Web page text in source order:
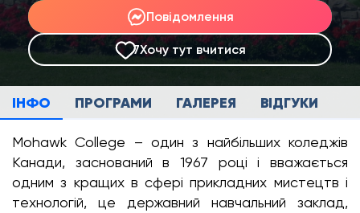
Повідомлення
7Хочу тут вчитися
ІНФО ПРОГРАМИ ГАЛЕРЕЯ ВІДГУКИ
Mohawk College – один з найбільших коледжів
Канади, заснований в 1967 році і вважається
одним з кращих в сфері прикладних мистецтв і
технологій, це державний навчальний заклад,